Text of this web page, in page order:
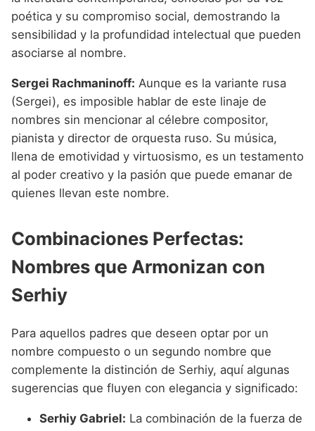
poética y su compromiso social, demostrando la
sensibilidad y la profundidad intelectual que pueden
asociarse al nombre.
Sergei Rachmaninoff: Aunque es la variante rusa
(Sergei), es imposible hablar de este linaje de
nombres sin mencionar al célebre compositor,
pianista y director de orquesta ruso. Su música,
llena de emotividad y virtuosismo, es un testamento
al poder creativo y la pasión que puede emanar de
quienes llevan este nombre.
Combinaciones Perfectas:
Nombres que Armonizan con
Serhiy
Para aquellos padres que deseen optar por un
nombre compuesto o un segundo nombre que
complemente la distinción de Serhiy, aquí algunas
sugerencias que fluyen con elegancia y significado:
Serhiy Gabriel: La combinación de la fuerza de